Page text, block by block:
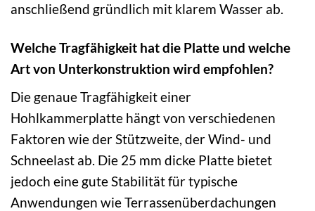
anschließend gründlich mit klarem Wasser ab.
Welche Tragfähigkeit hat die Platte und welche
Art von Unterkonstruktion wird empfohlen?
Die genaue Tragfähigkeit einer
Hohlkammerplatte hängt von verschiedenen
Faktoren wie der Stützweite, der Wind- und
Schneelast ab. Die 25 mm dicke Platte bietet
jedoch eine gute Stabilität für typische
Anwendungen wie Terrassenüberdachungen